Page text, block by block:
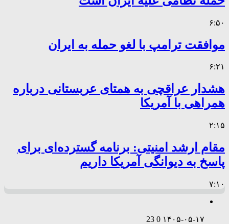
۶:۵۰
موافقت ترامپ با لغو حمله به ایران
۶:۲۱
هشدار عراقچی به همتای عربستانی درباره
همراهی با آمریکا
۲:۱۵
مقام ارشد امنیتی: برنامه گسترده‌ای برای
پاسخ به دیوانگی آمریکا داریم
۷:۱۰
۱۴۰۵-۰۵-۱۷ 0
23